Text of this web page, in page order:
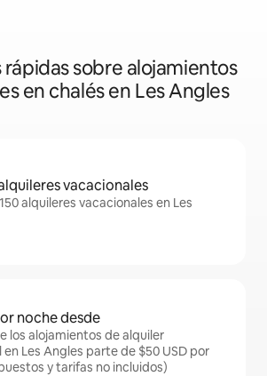
rápidas sobre alojamientos
en chalés en Les Angles
vacacionales
alquileres vacacionales en Les
noche desde
los alojamientos de alquiler
Les Angles parte de $50 USD por
y tarifas no incluidos)